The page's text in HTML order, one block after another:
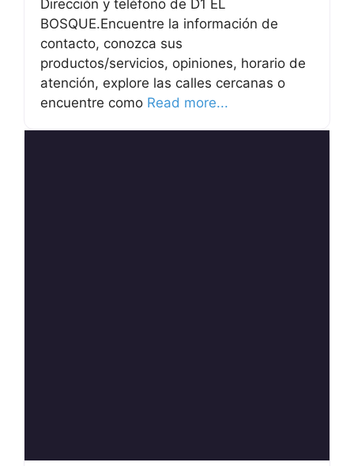
Dirección y teléfono de D1 EL
BOSQUE.Encuentre la información de
contacto, conozca sus
productos/servicios, opiniones, horario de
atención, explore las calles cercanas o
encuentre como Read more...